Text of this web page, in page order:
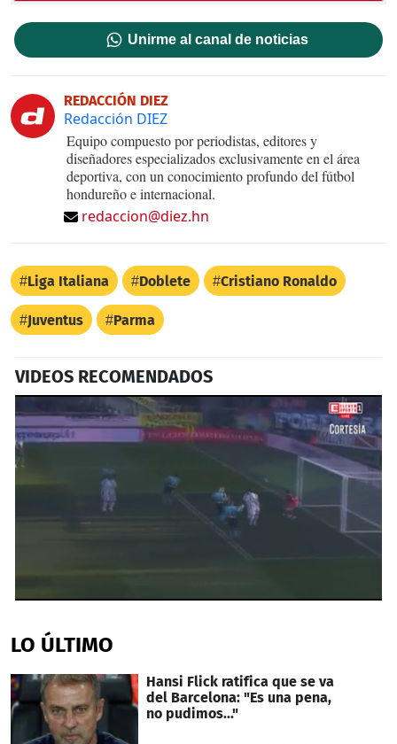
Unirme al canal de noticias
REDACCIÓN DIEZ
Redacción DIEZ
Equipo compuesto por periodistas, editores y
diseñadores especializados exclusivamente en el área
deportiva, con un conocimiento profundo del fútbol
hondureño e internacional.
redaccion@diez.hn
Liga Italiana Doblete Cristiano Ronaldo
Juventus Parma
VIDEOS RECOMENDADOS
of
1
23
seconds
LO ÚLTIMO
Hansi Flick ratifica que se va
del Barcelona: "Es una pena,
no pudimos..."